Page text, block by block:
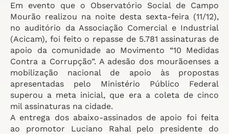
Em evento que o Observatório Social de Campo
Mourão realizou na noite desta sexta-feira (11/12),
no auditório da Associação Comercial e Industrial
(Acicam), foi feito o repasse de 5.781 assinaturas de
apoio da comunidade ao Movimento “10 Medidas
Contra a Corrupção”. A adesão dos mourãoenses a
mobilização nacional de apoio às propostas
apresentadas pelo Ministério Público Federal
superou a meta inicial, que era a coleta de cinco
mil assinaturas na cidade.
A entrega dos abaixo-assinados de apoio foi feita
ao promotor Luciano Rahal pelo presidente do